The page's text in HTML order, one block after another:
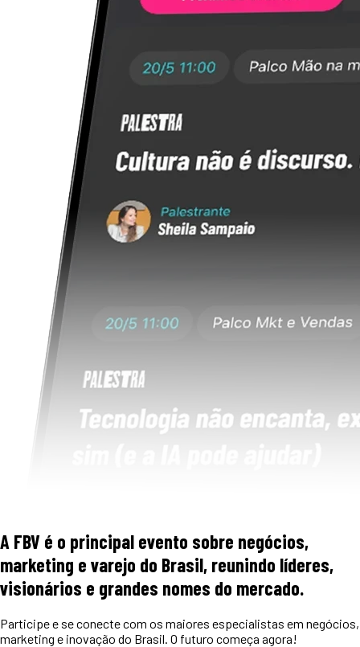
A FBV é o principal evento sobre negócios,
marketing e varejo do Brasil, reunindo líderes,
visionários e grandes nomes do mercado.
Participe e se conecte com os maiores especialistas em negócios,
marketing e inovação do Brasil. O futuro começa agora!